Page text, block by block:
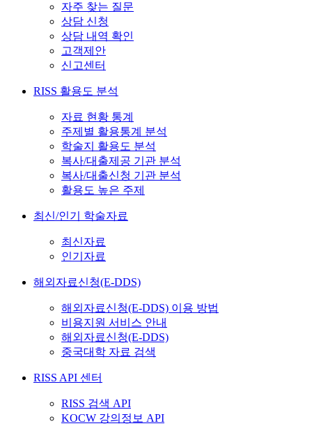
자주 찾는 질문
상담 신청
상담 내역 확인
고객제안
신고센터
RISS 활용도 분석
자료 현황 통계
주제별 활용통계 분석
학술지 활용도 분석
복사/대출제공 기관 분석
복사/대출신청 기관 분석
활용도 높은 주제
최신/인기 학술자료
최신자료
인기자료
해외자료신청(E-DDS)
해외자료신청(E-DDS) 이용 방법
비용지원 서비스 안내
해외자료신청(E-DDS)
중국대학 자료 검색
RISS API 센터
RISS 검색 API
KOCW 강의정보 API